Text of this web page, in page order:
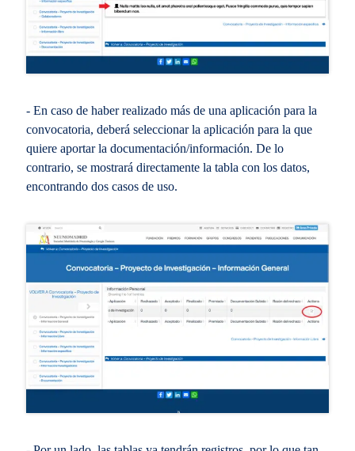
- En caso de haber realizado más de una aplicación para la
convocatoria, deberá seleccionar la aplicación para la que
quiere aportar la documentación/información. De lo
contrario, se mostrará directamente la tabla con los datos,
encontrando dos casos de uso.